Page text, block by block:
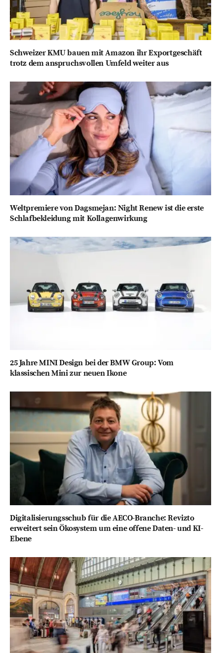
Schweizer KMU bauen mit Amazon ihr Exportgeschäft
trotz dem anspruchsvollen Umfeld weiter aus
Weltpremiere von Dagsmejan: Night Renew ist die erste
Schlafbekleidung mit Kollagenwirkung
25 Jahre MINI Design bei der BMW Group: Vom
klassischen Mini zur neuen Ikone
Digitalisierungsschub für die AECO-Branche: Revizto
erweitert sein Ökosystem um eine offene Daten- und KI-
Ebene